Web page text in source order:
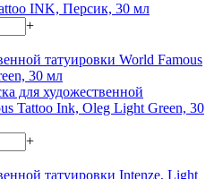
INK, Персик, 30 мл
+
для художественной
Tattoo Ink, Oleg Light Green, 30
+